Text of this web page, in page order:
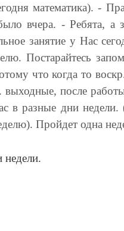
математика). -
вчера. - Ребята, а
занятие у Нас
Постарайтесь
что когда то
после
в разные дни
Пройдет одна
недели.